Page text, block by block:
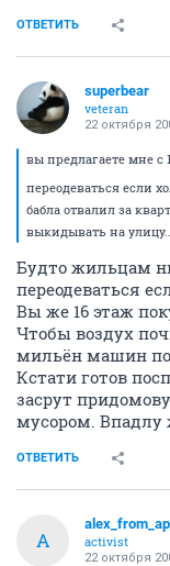
ОТВЕТИТЬ
superbear
veteran
22 октября
вы предлагаете мне с
переодеваться если
бабла отвалил за
выкидывать на
Будто жильцам
переодеваться
Вы же 16 этаж
Чтобы воздух
мильён машин
Кстати готов
засрут
мусором. Впадлу
ОТВЕТИТЬ
A
activist
22 октября